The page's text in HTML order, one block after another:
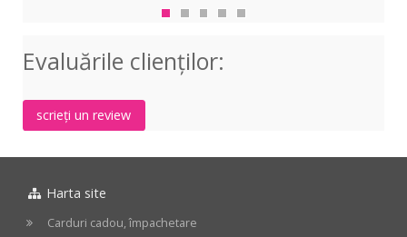
Evaluările clienţilor:
scrieți un review
Harta site
Carduri cadou, împachetare